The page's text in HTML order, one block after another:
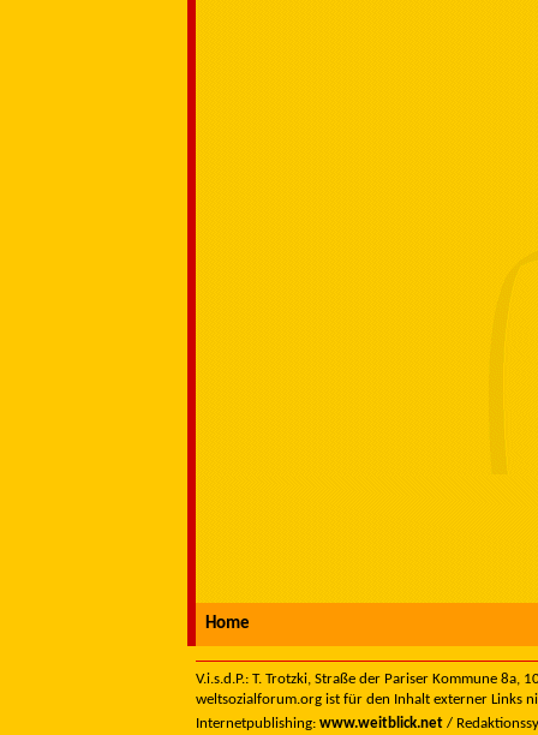
Home
V.i.s.d.P.: T. Trotzki, Straße der Pariser Kommune
weltsozialforum.org ist für den Inhalt externer Links
Internetpublishing: www.weitblick.net /